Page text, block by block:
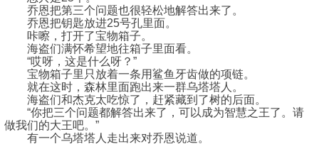
乔恩把第三个问题也很轻松地解答出来了。
乔恩把钥匙放进25号孔里面。
咔嚓，打开了宝物箱子。
海盗们满怀希望地往箱子里面看。
“哎呀，这是什么呀？”
宝物箱子里只放着一条用鲨鱼牙齿做的项链。
就在这时，森林里面跑出来一群乌塔塔人。
海盗们和杰克太吃惊了，赶紧藏到了树的后面。
“你把三个问题都解答出来了，可以成为智慧之王了。请
做我们的大王吧。”
有一个乌塔塔人走出来对乔恩说道。